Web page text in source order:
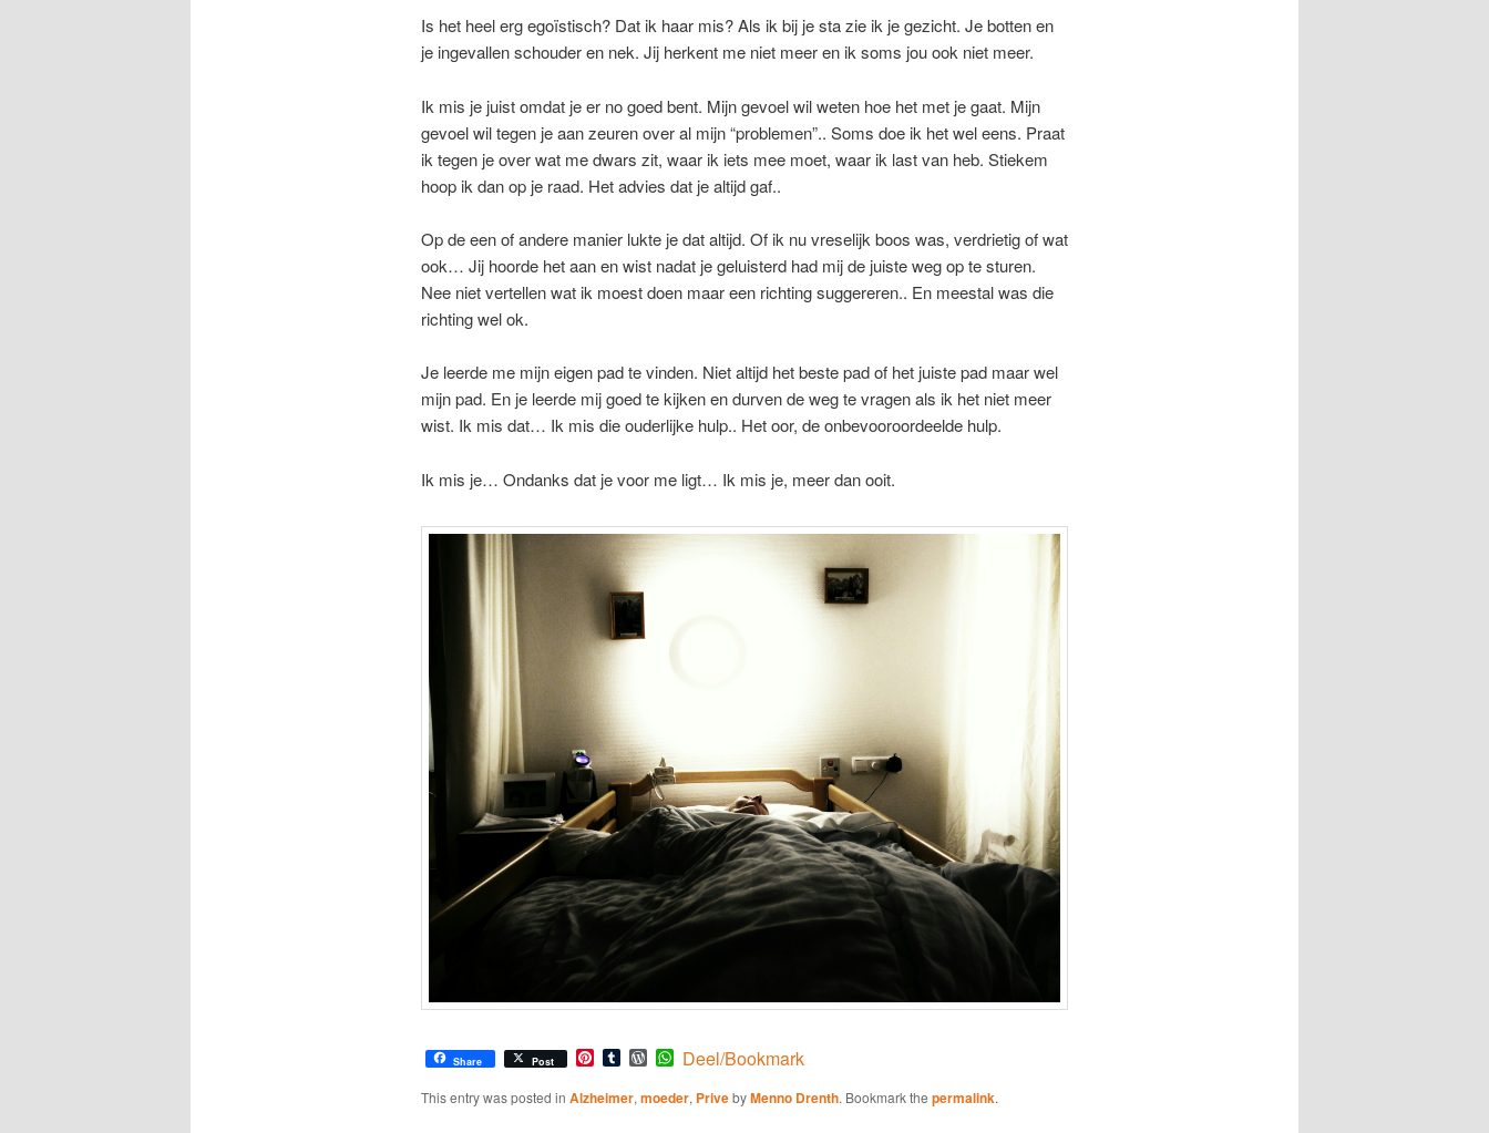
Is het heel erg egoïstisch? Dat ik haar mis? Als ik bij je sta zie ik je gezicht. Je botten en
je ingevallen schouder en nek. Jij herkent me niet meer en ik soms jou ook niet meer.
Ik mis je juist omdat je er no goed bent. Mijn gevoel wil weten hoe het met je gaat. Mijn
gevoel wil tegen je aan zeuren over al mijn “problemen”.. Soms doe ik het wel eens. Praat
ik tegen je over wat me dwars zit, waar ik iets mee moet, waar ik last van heb. Stiekem
hoop ik dan op je raad. Het advies dat je altijd gaf..
Op de een of andere manier lukte je dat altijd. Of ik nu vreselijk boos was, verdrietig of wat
ook… Jij hoorde het aan en wist nadat je geluisterd had mij de juiste weg op te sturen.
Nee niet vertellen wat ik moest doen maar een richting suggereren.. En meestal was die
richting wel ok.
Je leerde me mijn eigen pad te vinden. Niet altijd het beste pad of het juiste pad maar wel
mijn pad. En je leerde mij goed te kijken en durven de weg te vragen als ik het niet meer
wist. Ik mis dat… Ik mis die ouderlijke hulp.. Het oor, de onbevooroordeelde hulp.
Ik mis je… Ondanks dat je voor me ligt… Ik mis je, meer dan ooit.
Share Post Pinterest
TumblrWordPress
WhatsApp
Deel/Bookmark
This entry was posted in Alzheimer, moeder, PrivebyMenno Drenth. Bookmark the permalink.